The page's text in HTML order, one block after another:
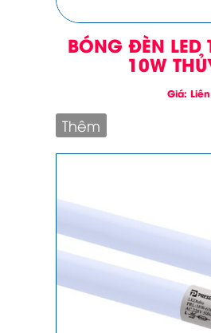
BÓNG ĐÈN LED
10W
Giá:
Thêm